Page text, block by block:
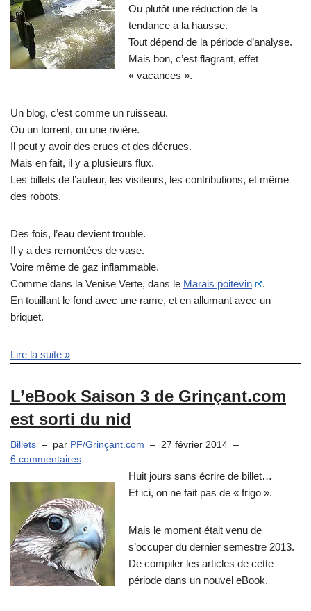
Ou plutôt une réduction de la
tendance à la hausse.
Tout dépend de la période d’analyse.
Mais bon, c’est flagrant, effet
« vacances ».
Un blog, c’est comme un ruisseau.
Ou un torrent, ou une rivière.
Il peut y avoir des crues et des décrues.
Mais en fait, il y a plusieurs flux.
Les billets de l’auteur, les visiteurs, les contributions, et même
des robots.
Des fois, l’eau devient trouble.
Il y a des remontées de vase.
Voire même de gaz inflammable.
Comme dans la Venise Verte, dans le Marais poitevin
.
En touillant le fond avec une rame, et en allumant avec un
briquet.
Lire la suite »
L’eBook Saison 3 de Grinçant.com
est sorti du nid
Billets par PF/Grinçant.com
27 février 2014
6 commentaires
Huit jours sans écrire de billet…
Et ici, on ne fait pas de « frigo ».
Mais le moment était venu de
s’occuper du dernier semestre 2013.
De compiler les articles de cette
période dans un nouvel eBook.